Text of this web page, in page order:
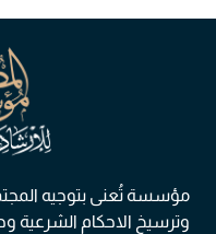
مؤسسة تُعنی بتوجيه
وترسيخ الاحكام الشرعية